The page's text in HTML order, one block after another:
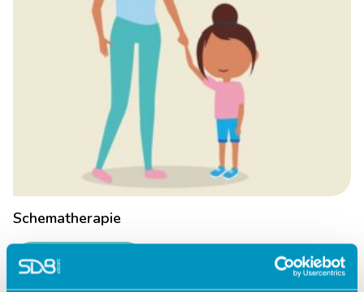
Schematherapie
Lees verder